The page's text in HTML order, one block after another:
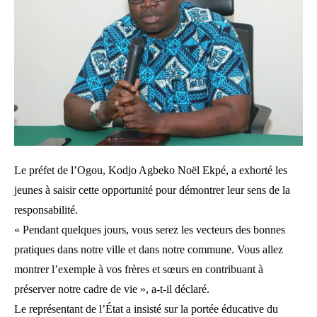
Le préfet de l’Ogou, Kodjo Agbeko Noël Ekpé, a exhorté les
jeunes à saisir cette opportunité pour démontrer leur sens de la
responsabilité.
« Pendant quelques jours, vous serez les vecteurs des bonnes
pratiques dans notre ville et dans notre commune. Vous allez
montrer l’exemple à vos frères et sœurs en contribuant à
préserver notre cadre de vie », a-t-il déclaré.
Le représentant de l’État a insisté sur la portée éducative du